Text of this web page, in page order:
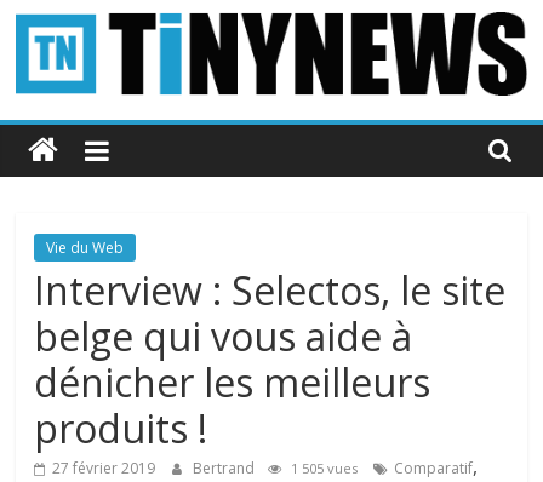
Passer
contenu
Tinynews
Le
belge
connecté
Vie du Web
Interview : Selectos, le site
belge qui vous aide à
dénicher les meilleurs
produits !
27 février 2019 Bertrand 1 505 vues Comparatif,